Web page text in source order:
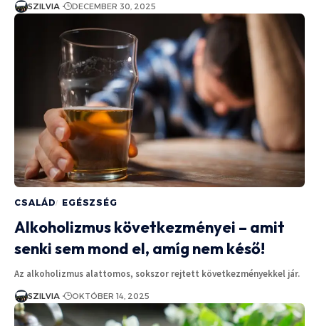
SZILVIA DECEMBER 30, 2025
CSALÁD EGÉSZSÉG
Alkoholizmus következményei – amit
senki sem mond el, amíg nem késő!
Az alkoholizmus alattomos, sokszor rejtett következményekkel jár.
SZILVIA OKTÓBER 14, 2025